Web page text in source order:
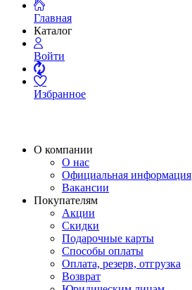
Главная
Каталог
Войти
Избранное
О компании
О нас
Официальная информация
Вакансии
Покупателям
Акции
Скидки
Подарочные карты
Способы оплаты
Оплата, резерв, отгрузка
Возврат